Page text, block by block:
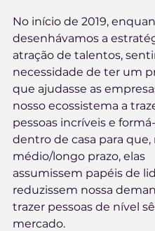
No início de 2019,
desenhávamos a
atração de talentos,
necessidade de ter um
que ajudasse as
nosso ecossistema a
pessoas incríveis e
dentro de casa para que,
médio/longo prazo, elas
assumissem papéis de
reduzissem nossa
trazer pessoas de nível
mercado.